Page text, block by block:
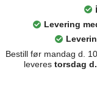
Levering
Bestill før mandag d.
leveres torsdag